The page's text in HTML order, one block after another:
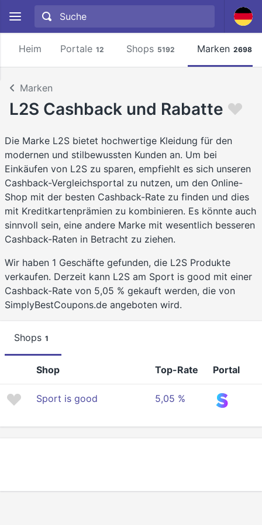
Heim Portale 12 Shops 5192 Marken 2698
Marken
L2S Cashback und Rabatte
Die Marke L2S bietet hochwertige Kleidung für den
modernen und stilbewussten Kunden an. Um bei
Einkäufen von L2S zu sparen, empfiehlt es sich unseren
Cashback-Vergleichsportal zu nutzen, um den Online-
Shop mit der besten Cashback-Rate zu finden und dies
mit Kreditkartenprämien zu kombinieren. Es könnte auch
sinnvoll sein, eine andere Marke mit wesentlich besseren
Cashback-Raten in Betracht zu ziehen.
Wir haben 1 Geschäfte gefunden, die L2S Produkte
verkaufen. Derzeit kann L2S am Sport is good mit einer
Cashback-Rate von 5,05 % gekauft werden, die von
SimplyBestCoupons.de angeboten wird.
Shops 1
Shop Top-Rate Portal
Sport is good 5,05 %